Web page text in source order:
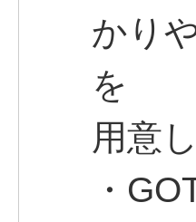
かり
を
用意
・